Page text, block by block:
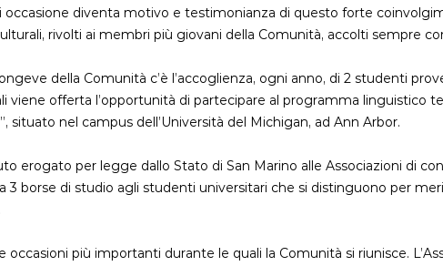
occasione diventa motivo e testimonianza di questo forte
rivolti ai membri più giovani della Comunità, accolti sempre
della Comunità c’è l’accoglienza, ogni anno, di 2 studenti
viene offerta l’opportunità di partecipare al programma linguistico
situato nel campus dell’Università del Michigan, ad Ann Arbor.
erogato per legge dallo Stato di San Marino alle Associazioni di
3 borse di studio agli studenti universitari che si distinguono per
occasioni più importanti durante le quali la Comunità si riunisce.